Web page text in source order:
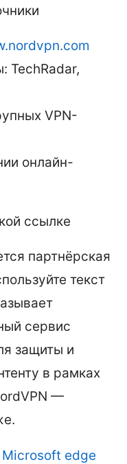
TechRadar,
VPN-
онлайн-
ссылке
партнёрская
текст
сервис
защиты и
в рамках
—
Microsoft edge